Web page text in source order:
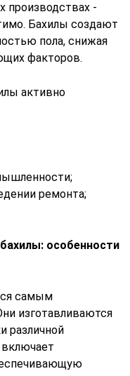
производствах -
Бахилы создают
пола, снижая
факторов.
активно
ремонта;
особенности
самым
изготавливаются
различной